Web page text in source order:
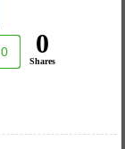
0 0
Shares